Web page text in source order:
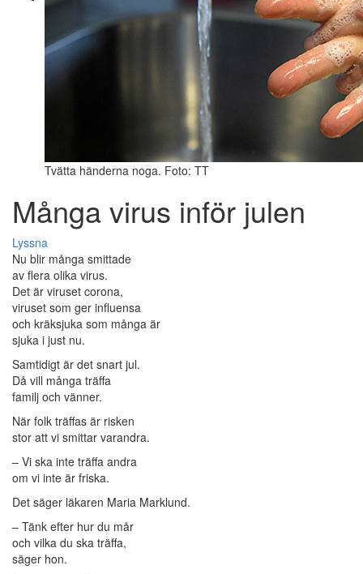
Tvätta händerna noga. Foto: TT
Många virus inför julen
Lyssna
Nu blir många smittade
av flera olika virus.
Det är viruset corona,
viruset som ger influensa
och kräksjuka som många är
sjuka i just nu.
Samtidigt är det snart jul.
Då vill många träffa
familj och vänner.
När folk träffas är risken
stor att vi smittar varandra.
– Vi ska inte träffa andra
om vi inte är friska.
Det säger läkaren Maria Marklund.
– Tänk efter hur du mår
och vilka du ska träffa,
säger hon.